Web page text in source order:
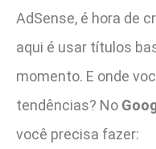
AdSense, é hora de
aqui é usar títulos
momento. E onde
tendências? No
você precisa fazer: